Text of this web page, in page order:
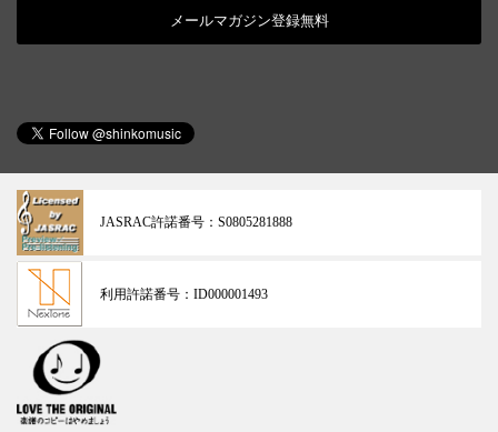
メールマガジン登録無料
JASRAC許諾番号： S0805281888
利用許諾番号： ID000001493